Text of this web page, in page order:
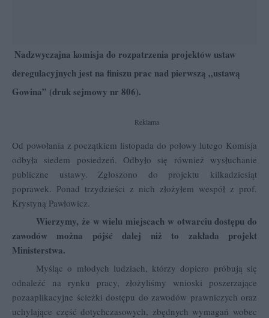
Nadzwyczajna komisja do rozpatrzenia projektów ustaw
deregulacyjnych jest na finiszu prac nad pierwszą „ustawą
Gowina” (druk sejmowy nr 806).
Reklama
Od powołania z początkiem listopada do połowy lutego Komisja
odbyła siedem posiedzeń. Odbyło się również wysłuchanie
publiczne ustawy. Zgłoszono do projektu kilkadziesiąt
poprawek. Ponad trzydzieści z nich złożyłem wespół z prof.
Krystyną Pawłowicz.
Wierzymy, że w wielu miejscach w otwarciu dostępu do
zawodów można pójść dalej niż to zakłada projekt
Ministerstwa.
Myśląc o młodych ludziach, którzy dopiero próbują się
odnaleźć na rynku pracy, złożyliśmy wnioski poszerzające
pozaaplikacyjne ścieżki dostępu do zawodów prawniczych oraz
uchylające część dotychczasowych, zbędnych wymagań wobec